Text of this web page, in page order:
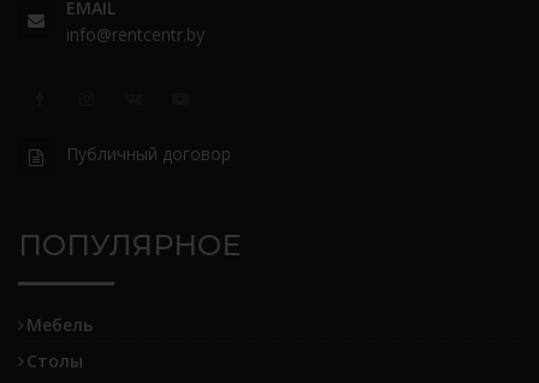
EMAIL
info@rentcentr.by
Публичный договор
ПОПУЛЯРНОЕ
Мебель
Столы